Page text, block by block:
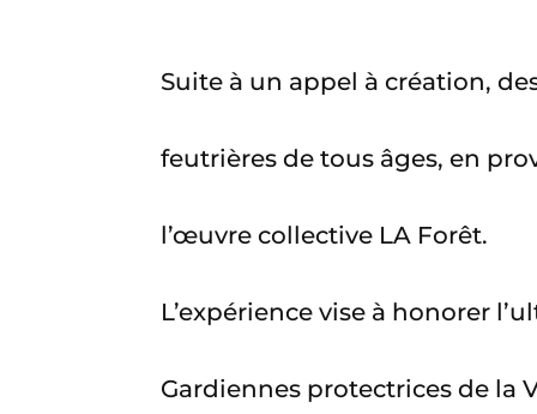
Suite à un appel à création,
feutrières de tous âges, en
l’œuvre collective LA Forêt.
L’expérience vise à honorer
Gardiennes protectrices de la